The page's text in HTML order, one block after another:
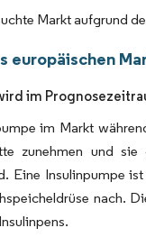
Markt aufgrund
europäischen
im
im Markt
zunehmen und
Eine Insulinpumpe
nach.